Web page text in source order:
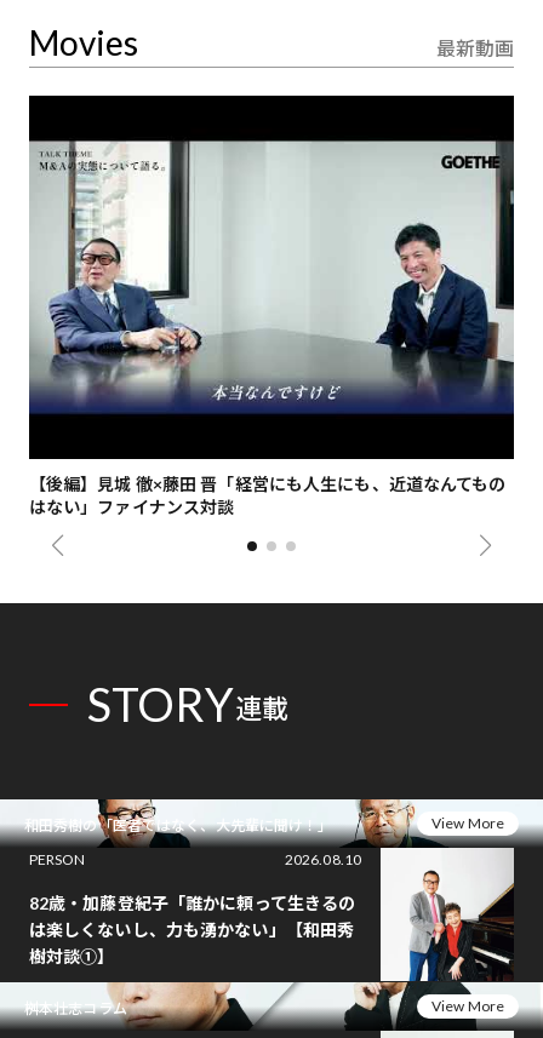
Movies 最新動画
【後編】見城 徹×藤田 晋「経営にも人生にも、近道なんてもの
はない」ファイナンス対談
STORY連載
和田秀樹の「医者ではなく、大先輩に聞け！」
View More
PERSON
2026.08.10
82歳・加藤登紀子「誰かに頼って生きるの
は楽しくないし、力も湧かない」【和田秀
樹対談①】
桝本壮志コラム
View More